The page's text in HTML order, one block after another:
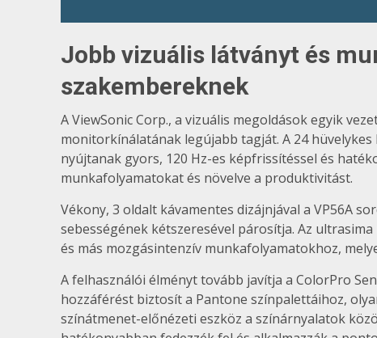
Jobb vizuális látványt és
szakembereknek
A ViewSonic Corp., a vizuális megoldások egyik
monitorkínálatának legújabb tagját. A 24 hüvelykes
nyújtanak gyors, 120 Hz-es képfrissítéssel és
munkafolyamatokat és növelve a produktivitást.
Vékony, 3 oldalt kávamentes dizájnjával a VP56A
sebességének kétszeresével párosítja. Az
és más mozgásintenzív munkafolyamatokhoz,
A felhasználói élményt tovább javítja a ColorPro
hozzáférést biztosít a Pantone színpalettáihoz,
színátmenet-előnézeti eszköz a színárnyalatok